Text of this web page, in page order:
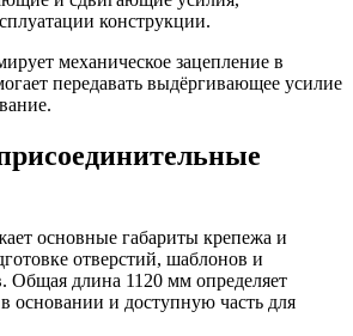
конструкции.
механическое зацепление в
передавать выдёргивающее усилие
основные габариты крепежа и
отверстий, шаблонов и
Общая длина 1120 мм определяет
основании и доступную часть для